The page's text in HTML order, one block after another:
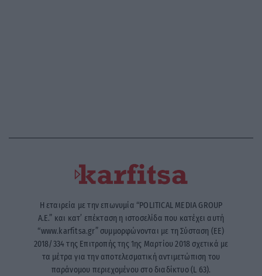
Η εταιρεία με την επωνυμία “POLITICAL MEDIA GROUP
A.E.” και κατ’ επέκταση η ιστοσελίδα που κατέχει αυτή
“www.karfitsa.gr” συμμορφώνονται με τη Σύσταση (ΕΕ)
2018/334 της Επιτροπής της 1ης Μαρτίου 2018 σχετικά με
τα μέτρα για την αποτελεσματική αντιμετώπιση του
παράνομου περιεχομένου στο διαδίκτυο (L 63).